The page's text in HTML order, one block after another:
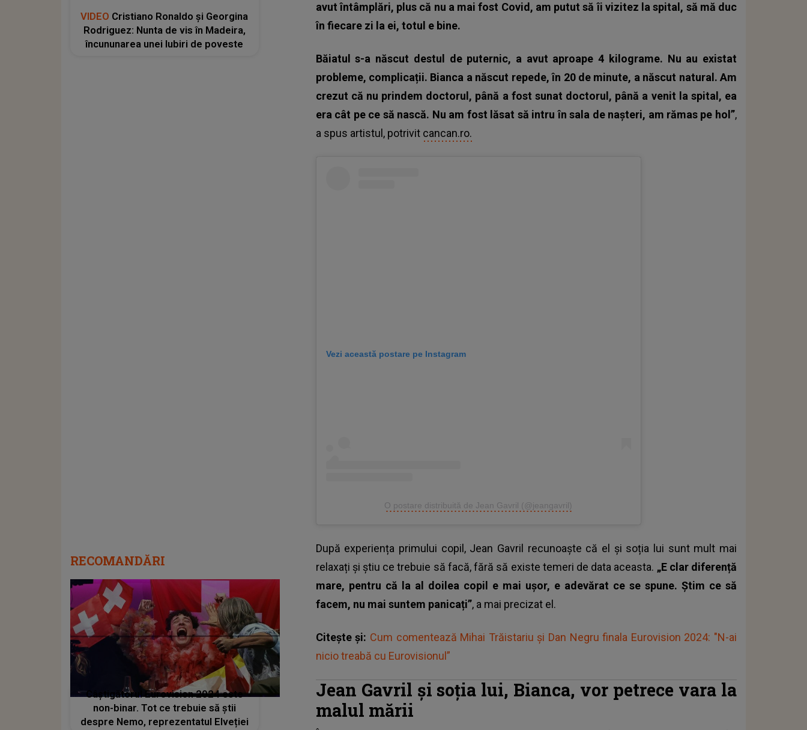
avut întâmplări, plus că nu a mai fost Covid, am putut să îi vizitez la spital, să mă duc
în fiecare zi la ei, totul e bine.
Băiatul s-a născut destul de puternic, a avut aproape 4 kilograme. Nu au existat
probleme, complicații. Bianca a născut repede, în 20 de minute, a născut natural. Am
crezut că nu prindem doctorul, până a fost sunat doctorul, până a venit la spital, ea
era cât pe ce să nască. Nu am fost lăsat să intru în sala de nașteri, am rămas pe hol”,
a spus artistul, potrivit cancan.ro.
Vezi această postare pe Instagram
O postare distribuită de Jean Gavril (@jeangavril)
După experiența primului copil, Jean Gavril recunoaște că el și soția lui sunt mult mai
relaxați și știu ce trebuie să facă, fără să existe temeri de data aceasta. „E clar diferență
mare, pentru că la al doilea copil e mai ușor, e adevărat ce se spune. Știm ce să
facem, nu mai suntem panicați”, a mai precizat el.
Citește și: Cum comentează Mihai Trăistariu și Dan Negru finala Eurovision 2024: "N-ai
nicio treabă cu Eurovisionul”
Jean Gavril și soția lui, Bianca, vor petrece vara la
malul mării
VIDEO Cristiano Ronaldo și Georgina
Rodriguez: Nunta de vis în Madeira,
încununarea unei Iubiri de poveste
RECOMANDĂRI
Câștigătorul Eurovision 2024 este
non-binar. Tot ce trebuie să știi
despre Nemo, reprezentatul Elveției